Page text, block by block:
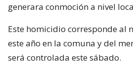
generara conmoción a nivel
Este homicidio corresponde al
este año en la comuna y del
será controlada este sábado.